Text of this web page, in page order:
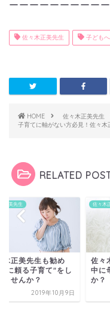
ーーーーーーーーー
佐々木正美先生 子どもへ
HOME
佐々木正美先生
子育てに軸がない方必見！佐々木
RELATED
正美先生
木正美先生も勧め
に頼る子育て"をし
ませんか？
2019年10月9日
佐々木
佐々
中に
か？